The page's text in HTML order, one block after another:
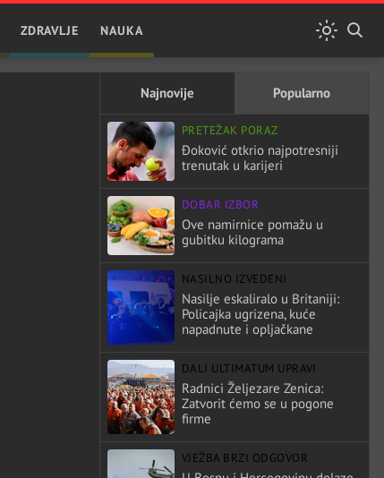
ZDRAVLJE NAUKA
Najnovije Popularno
PRETEŽAK PORAZ
Đoković otkrio najpotresniji
trenutak u karijeri
DOBAR IZBOR
Ove namirnice pomažu u
gubitku kilograma
NASILNO IZVEDENI
Nasilje eskaliralo u Britaniji:
Policajka ugrizena, kuće
napadnute i opljačkane
DALI ULTIMATUM UPRAVI
Radnici Željezare Zenica:
Zatvorit ćemo se u pogone
firme
VJEŽBA BRZI ODGOVOR